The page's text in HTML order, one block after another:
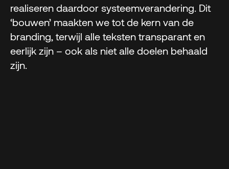
realiseren daardoor systeemverandering. Dit
‘bouwen’ maakten we tot de kern van de
branding, terwijl alle teksten transparant en
eerlijk zijn – ook als niet alle doelen behaald
zijn.